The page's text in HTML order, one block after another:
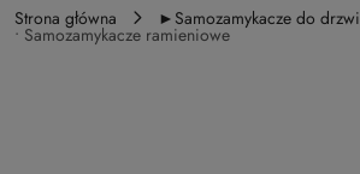
Strona główna ►Samozamykacze do drzwi
• Samozamykacze ramieniowe